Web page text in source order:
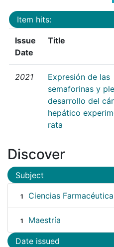
Item hits:
Issue
Date
Title
2021
Expresión de las
semaforinas y
desarrollo del
hepático
rata
Discover
Subject
1 Ciencias
1 Maestría
Date issued